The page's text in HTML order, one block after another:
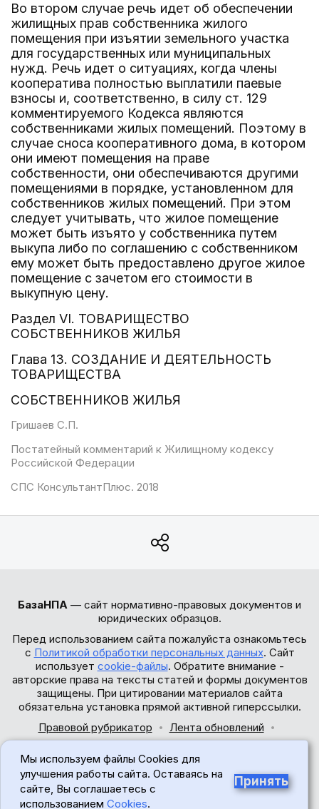
Во втором случае речь идет об обеспечении
жилищных прав собственника жилого
помещения при изъятии земельного участка
для государственных или муниципальных
нужд. Речь идет о ситуациях, когда члены
кооператива полностью выплатили паевые
взносы и, соответственно, в силу ст. 129
комментируемого Кодекса являются
собственниками жилых помещений. Поэтому в
случае сноса кооперативного дома, в котором
они имеют помещения на праве
собственности, они обеспечиваются другими
помещениями в порядке, установленном для
собственников жилых помещений. При этом
следует учитывать, что жилое помещение
может быть изъято у собственника путем
выкупа либо по соглашению с собственником
ему может быть предоставлено другое жилое
помещение с зачетом его стоимости в
выкупную цену.
Раздел VI. ТОВАРИЩЕСТВО
СОБСТВЕННИКОВ ЖИЛЬЯ
Глава 13. СОЗДАНИЕ И ДЕЯТЕЛЬНОСТЬ
ТОВАРИЩЕСТВА
СОБСТВЕННИКОВ ЖИЛЬЯ
Гришаев С.П.
Постатейный комментарий к Жилищному кодексу
Российской Федерации
СПС КонсультантПлюс. 2018
БазаНПА — сайт нормативно-правовых документов и
юридических образцов.
Перед использованием сайта пожалуйста ознакомьтесь
с Политикой обработки персональных данных. Сайт
использует cookie-файлы. Обратите внимание -
авторские права на тексты статей и формы документов
защищены. При цитировании материалов сайта
обязательна установка прямой активной гиперссылки.
Правовой рубрикатор
Лента обновлений
© 2017-2026
18+
Мы используем файлы Cookies для
улучшения работы сайта. Оставаясь на
сайте, Вы соглашаетесь с
использованием Cookies.
Принять